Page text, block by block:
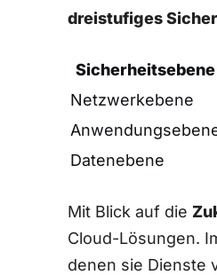
dreistufiges
Sicherheitsebene
Netzwerkebene
Datenebene
Mit Blick auf die
Cloud-Lösungen.
⁢denen sie Dienste